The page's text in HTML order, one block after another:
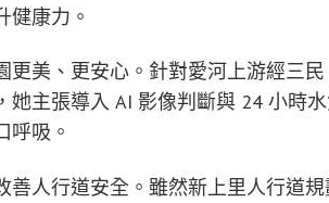
健康力。
更美、更安心。針對愛河上游經三
她主張導入 AI 影像判斷與 24 小時
呼吸。
善人行道安全。雖然新上里人行道